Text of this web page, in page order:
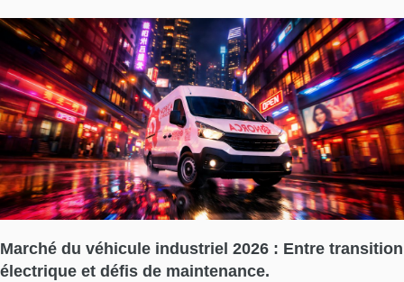
Marché du véhicule industriel 2026 : Entre transition
électrique et défis de maintenance.